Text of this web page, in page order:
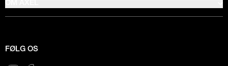
FØLG OS